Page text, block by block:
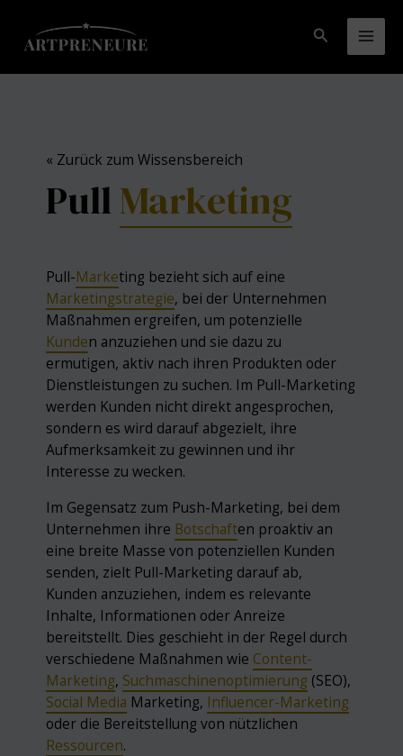
Inhalt
springen
Suchen
« Zurück zum Wissensbereich
PullMarketing
Pull-Marketing bezieht sich auf eine
Marketingstrategie, bei der Unternehmen
Maßnahmen ergreifen, um potenzielle
Kunden anzuziehen und sie dazu zu
ermutigen, aktiv nach ihren Produkten oder
Dienstleistungen zu suchen. Im Pull-Marketing
werden Kunden nicht direkt angesprochen,
sondern es wird darauf abgezielt, ihre
Aufmerksamkeit zu gewinnen und ihr
Interesse zu wecken.
Im Gegensatz zum Push-Marketing, bei dem
Unternehmen ihre Botschaften proaktiv an
eine breite Masse von potenziellen Kunden
senden, zielt Pull-Marketing darauf ab,
Kunden anzuziehen, indem es relevante
Inhalte, Informationen oder Anreize
bereitstellt. Dies geschieht in der Regel durch
verschiedene Maßnahmen wie Content-
Marketing, Suchmaschinenoptimierung (SEO),
Social Media Marketing, Influencer-Marketing
oder die Bereitstellung von nützlichen
Ressourcen.